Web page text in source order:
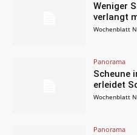
Weniger
verlangt
Wochenblatt
Panorama
Scheune
erleidet
Wochenblatt
Panorama